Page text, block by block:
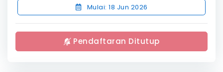
Mulai: 18 Jun 2026
Pendaftaran Ditutup